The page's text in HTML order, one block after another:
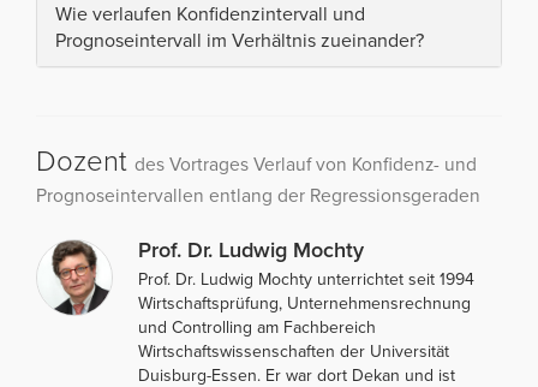
Wie verlaufen Konfidenzintervall und
Prognoseintervall im Verhältnis zueinander?
Dozent des Vortrages Verlauf von Konfidenz- und
Prognoseintervallen entlang der Regressionsgeraden
Prof. Dr. Ludwig Mochty
Prof. Dr. Ludwig Mochty unterrichtet seit 1994
Wirtschaftsprüfung, Unternehmensrechnung
und Controlling am Fachbereich
Wirtschaftswissenschaften der Universität
Duisburg-Essen. Er war dort Dekan und ist